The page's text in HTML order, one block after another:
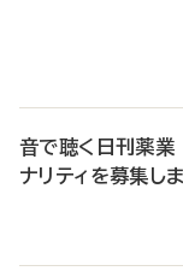
音で聴く日刊薬
ナリティを募集し